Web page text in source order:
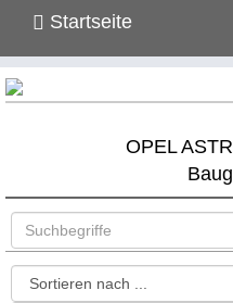
Startseite
OPEL